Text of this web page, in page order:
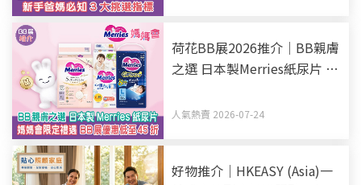
荷花BB展2026推介｜BB親膚
之選 日本製Merries紙尿片 媽
45折
人氣熱賣 2026-07-24
好物推介｜HKEASY (Asia)一